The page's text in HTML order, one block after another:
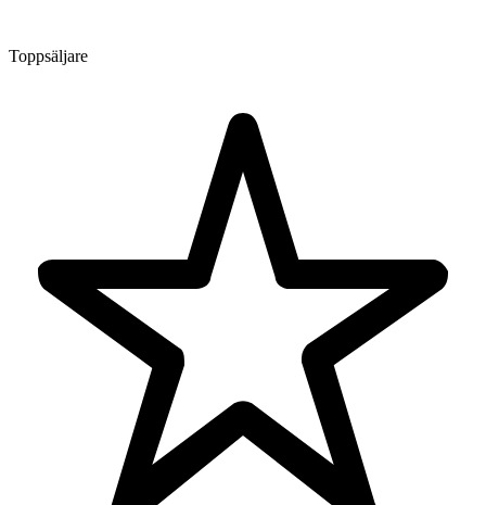
Toppsäljare